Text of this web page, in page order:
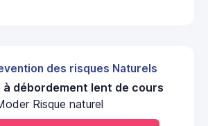
des risques Naturels
à débordement lent de cours
Risque naturel